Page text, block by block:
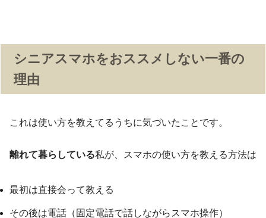
シニアスマホをおススメしない一番の
理由
これは使い方を教えてるうちに気づいたことです。
離れて暮らしている私が、スマホの使い方を教える方法は
最初は直接会って教える
その後は電話（固定電話で話しながらスマホ操作）